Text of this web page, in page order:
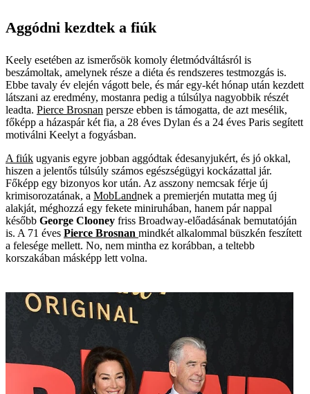
Aggódni kezdtek a fiúk
Keely esetében az ismerősök komoly életmódváltásról is
beszámoltak, amelynek része a diéta és rendszeres testmozgás is.
Ebbe tavaly év elején vágott bele, és már egy-két hónap után kezdett
látszani az eredmény, mostanra pedig a túlsúlya nagyobbik részét
leadta. Pierce Brosnan persze ebben is támogatta, de azt mesélik,
főképp a házaspár két fia, a 28 éves Dylan és a 24 éves Paris segített
motiválni Keelyt a fogyásban.
A fiúk ugyanis egyre jobban ­aggódtak édesanyjukért, és jó okkal,
hiszen a jelentős túlsúly számos egészségügyi kockázattal jár.
Főképp egy bizonyos kor után. Az asszony nemcsak férje új
krimisorozatának, a MobLand­nek a premierjén mutatta meg új
alakját, méghozzá egy fekete miniruhában, hanem pár nappal
később George Clooney friss Broadway-előadásának bemutatóján
is. A 71 éves Pierce Brosnan mindkét alkalommal büszkén feszített
a felesége mellett. No, nem mintha ez korábban, a teltebb
korszakában másképp lett volna.